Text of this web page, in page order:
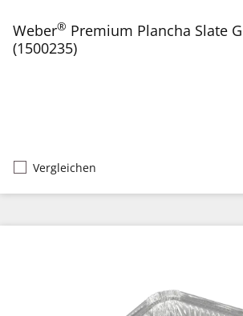
Weber® Premium Plancha Slate
(1500235)
Vergleichen